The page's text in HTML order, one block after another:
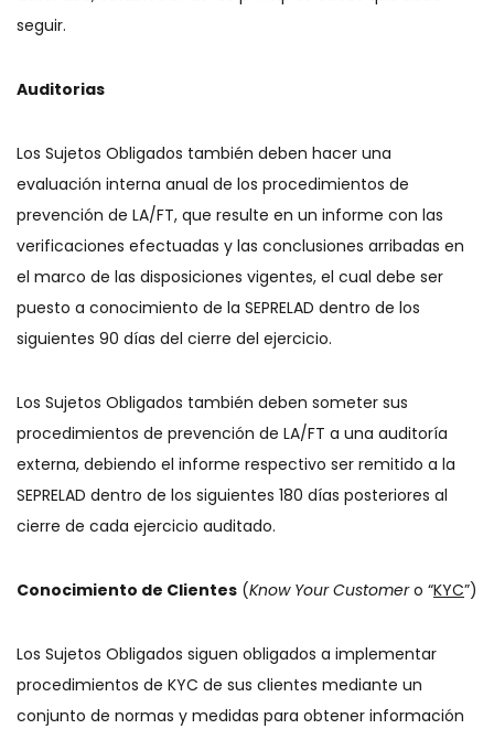
seguir.
Auditorias
Los Sujetos Obligados también deben hacer una
evaluación interna anual de los procedimientos de
prevención de LA/FT, que resulte en un informe con las
verificaciones efectuadas y las conclusiones arribadas en
el marco de las disposiciones vigentes, el cual debe ser
puesto a conocimiento de la SEPRELAD dentro de los
siguientes 90 días del cierre del ejercicio.
Los Sujetos Obligados también deben someter sus
procedimientos de prevención de LA/FT a una auditoría
externa, debiendo el informe respectivo ser remitido a la
SEPRELAD dentro de los siguientes 180 días posteriores al
cierre de cada ejercicio auditado.
Conocimiento de Clientes (Know Your Customero “KYC”)
Los Sujetos Obligados siguen obligados a implementar
procedimientos de KYC de sus clientes mediante un
conjunto de normas y medidas para obtener información